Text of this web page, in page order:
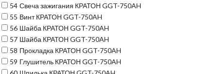
54 Свеча зажигания КРАТОН GGT-750AH
55 Винт КРАТОН GGT-750AH
56 Шайба КРАТОН GGT-750AH
57 Шайба КРАТОН GGT-750AH
58 Прокладка КРАТОН GGT-750AH
59 Глушитель КРАТОН GGT-750AH